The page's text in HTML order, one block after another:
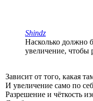
Shindz
Насколько должно
увеличение, чтобы
Зависит от того, какая
И увеличение само по
Разрешение и чёткость